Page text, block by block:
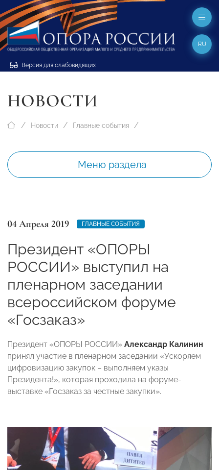
Версия для слабовидящих
RU
НОВОСТИ
Новости Главные события
Меню раздела
04 Апреля 2019 ГЛАВНЫЕ СОБЫТИЯ
Президент «ОПОРЫ
РОССИИ» выступил на
пленарном заседании
всероссийском форуме
«Госзаказ»
Президент «ОПОРЫ РОССИИ» Александр Калинин
принял участие в пленарном заседании «Ускоряем
цифровизацию закупок – выполняем указы
Президента!», которая проходила на форуме-
выставке «Госзаказ за честные закупки».